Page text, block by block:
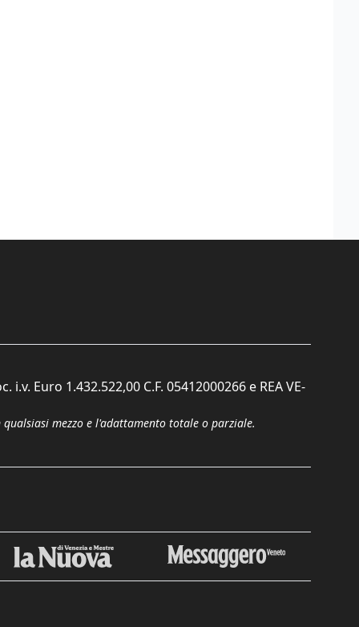
Euro 1.432.522,00 C.F. 05412000266 e REA VE-
mezzo e l'adattamento totale o parziale.